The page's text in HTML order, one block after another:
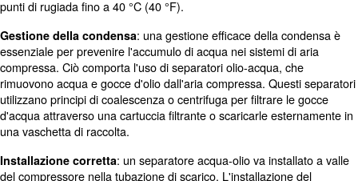
Contatta i nostri esperti